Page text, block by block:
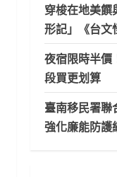
穿梭在地美饌
形記」《台文
夜宿限時半價
段買更划算
臺南移民署聯
強化廉能防護